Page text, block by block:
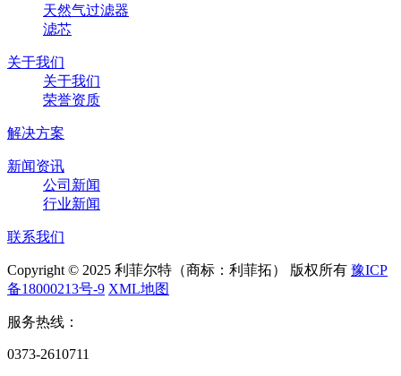
天然气过滤器
滤芯
关于我们
关于我们
荣誉资质
解决方案
新闻资讯
公司新闻
行业新闻
联系我们
Copyright © 2025 利菲尔特（商标：利菲拓） 版权所有 豫ICP
备18000213号-9 XML地图
服务热线：
0373-2610711